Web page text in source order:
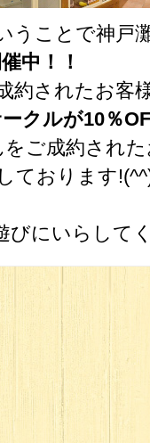
うことで神戸
中！！
約されたお客
クルが10％
ご成約され
しております
びにいらして